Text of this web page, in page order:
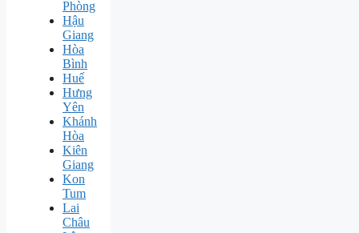
Phòng
Hậu
Giang
Hòa
Bình
Huế
Hưng
Yên
Khánh
Hòa
Kiên
Giang
Kon
Tum
Lai
Châu